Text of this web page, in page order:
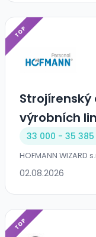
TOP
výrobních
33 000 - 35 385
HOFMANN WIZARD
02.08.2026
TOP